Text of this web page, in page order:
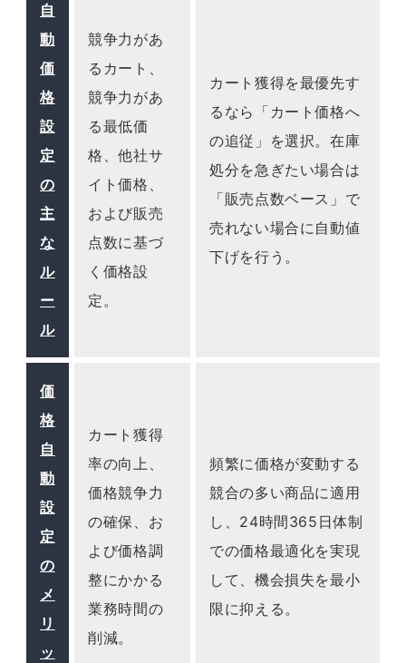
自
動
価
格
設
定
の
主
な
ル
ー
ル
競争力があ
るカート、
競争力があ
る最低価
格、他社サ
イト価格、
および販売
点数に基づ
く価格設
定。
カート獲得を最優先す
るなら「カート価格へ
の追従」を選択。在庫
処分を急ぎたい場合は
「販売点数ベース」で
売れない場合に自動値
下げを行う。
価
格
自
動
設
定
の
メ
リ
ッ
カート獲得
率の向上、
価格競争力
の確保、お
よび価格調
整にかかる
業務時間の
削減。
頻繁に価格が変動する
競合の多い商品に適用
し、24時間365日体制
での価格最適化を実現
して、機会損失を最小
限に抑える。